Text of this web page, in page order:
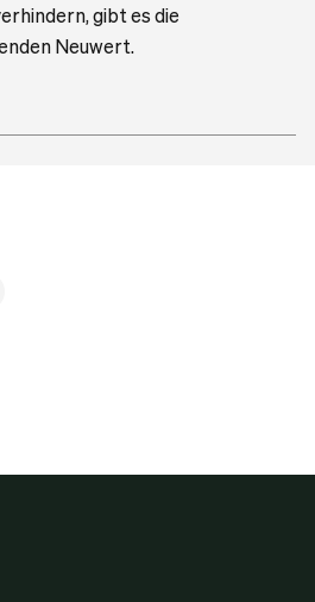
gibt es die
Neuwert.